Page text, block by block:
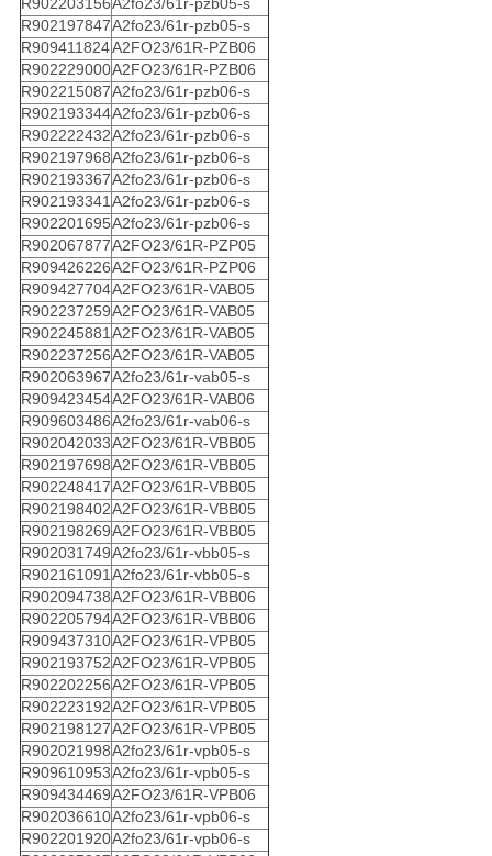
R902203156A2fo23/61r-pzb05-s
R902197847A2fo23/61r-pzb05-s
R909411824A2FO23/61R-PZB06
R902229000A2FO23/61R-PZB06
R902215087A2fo23/61r-pzb06-s
R902193344A2fo23/61r-pzb06-s
R902222432A2fo23/61r-pzb06-s
R902197968A2fo23/61r-pzb06-s
R902193367A2fo23/61r-pzb06-s
R902193341A2fo23/61r-pzb06-s
R902201695A2fo23/61r-pzb06-s
R902067877A2FO23/61R-PZP05
R909426226A2FO23/61R-PZP06
R909427704A2FO23/61R-VAB05
R902237259A2FO23/61R-VAB05
R902245881A2FO23/61R-VAB05
R902237256A2FO23/61R-VAB05
R902063967A2fo23/61r-vab05-s
R909423454A2FO23/61R-VAB06
R909603486A2fo23/61r-vab06-s
R902042033A2FO23/61R-VBB05
R902197698A2FO23/61R-VBB05
R902248417A2FO23/61R-VBB05
R902198402A2FO23/61R-VBB05
R902198269A2FO23/61R-VBB05
R902031749A2fo23/61r-vbb05-s
R902161091A2fo23/61r-vbb05-s
R902094738A2FO23/61R-VBB06
R902205794A2FO23/61R-VBB06
R909437310A2FO23/61R-VPB05
R902193752A2FO23/61R-VPB05
R902202256A2FO23/61R-VPB05
R902223192A2FO23/61R-VPB05
R902198127A2FO23/61R-VPB05
R902021998A2fo23/61r-vpb05-s
R909610953A2fo23/61r-vpb05-s
R909434469A2FO23/61R-VPB06
R902036610A2fo23/61r-vpb06-s
R902201920A2fo23/61r-vpb06-s